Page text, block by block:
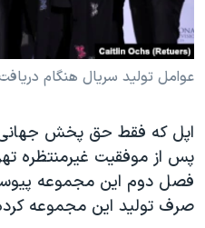
عوامل تولید سریال هنگام
اپل که فقط حق پخش
پس از موفقیت غیرمنتظره
فصل دوم این مجموعه
صرف تولید این مجموعه